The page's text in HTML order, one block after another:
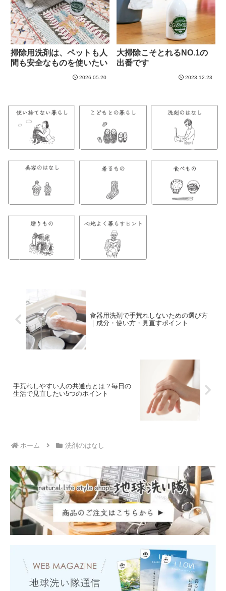
掃除用洗剤は、ペットも人
間も安全なものを使いたい
2026.05.20
大掃除こそとれるNO.1の
出番です
2023.12.23
食器用洗剤で手荒れしないための選び方
｜成分・使い方・見直すポイント
手荒れしやすい人の共通点とは？毎日の
生活で見直したい5つのポイント
ホーム 洗剤のはなし